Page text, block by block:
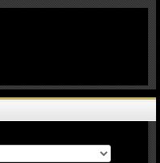
み型付け』を無料にて加工致しま
品をカートに入れてご注文】
土手紐抜き・手首調整など）をメ
ール等でお問い 合わせ下さい】
信】→【当店/確認後、加工を致し
販売しておりますので、タイミ
がございます。その場合は入荷を
頂きます。】予告なく仕様（カラ